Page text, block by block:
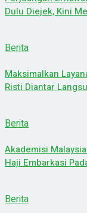
Dulu Diejek, Kini
Berita
Maksimalkan
Risti Diantar
Berita
Akademisi
Haji Embarkasi
Berita